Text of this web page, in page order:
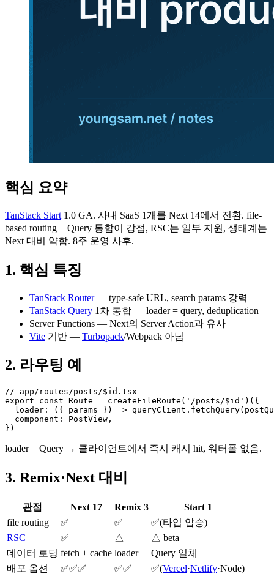
핵심 요약
TanStack Start 1.0 GA. 사내 SaaS 1개를 Next 14에서 전환. file-
based routing + Query 통합이 강점, RSC는 일부 지원, 생태계는
Next 대비 약함. 8주 운영 사후.
1. 핵심 특징
TanStack Router— type-safe URL, search params 강력
TanStack Query 1차 통합 — loader = query, deduplication
Server Functions — Next의 Server Action과 유사
Vite 기반 — Turbopack/Webpack 아님
2. 라우팅 예
// app/routes/posts/$id.tsx
export const Route = createFileRoute('/posts/$id')({
loader: ({ params }) =>
  component: PostView,
})
loader = Query → 클라이언트에서 즉시 캐시 hit, 워터폴 없음.
3. Remix·Next 대비
관점 Next 17 Remix 3
Start 1
file routing
✅ ✅
✅(타입 압승)
RSC
✅ △
△ beta
데이터 로딩 fetch + cache loader
Query 일체
배포 옵션
✅✅✅ ✅✅ ✅(Vercel·Netlify·Node)